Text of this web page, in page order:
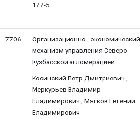
177-5
7706
Организационно - экономический
механизм управления Северо-
Кузбасской агломерацией
Косинский Петр Дмитриевич ,
Меркурьев Владимир
Владимирович , Мягков Евгений
Владимирович